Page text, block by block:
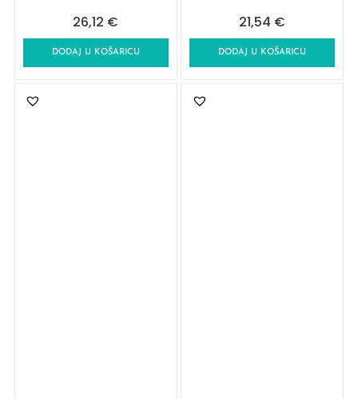
26,12 €
DODAJ U KOŠARICU
21,54 €
DODAJ U KOŠARICU